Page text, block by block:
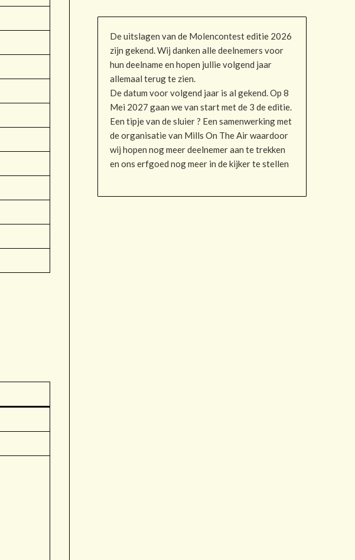
De uitslagen van de Molencontest editie 2026
zijn gekend. Wij danken alle deelnemers voor
hun deelname en hopen jullie volgend jaar
allemaal terug te zien.
De datum voor volgend jaar is al gekend. Op 8
Mei 2027 gaan we van start met de 3 de editie.
Een tipje van de sluier ? Een samenwerking met
de organisatie van Mills On The Air waardoor
wij hopen nog meer deelnemer aan te trekken
en ons erfgoed nog meer in de kijker te stellen